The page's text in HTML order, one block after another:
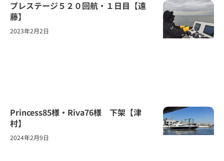
プレステージ５２０回航・１日目【遠
藤】
2023年2月2日
Princess85様・Riva76様 下架【津
村】
2024年2月9日